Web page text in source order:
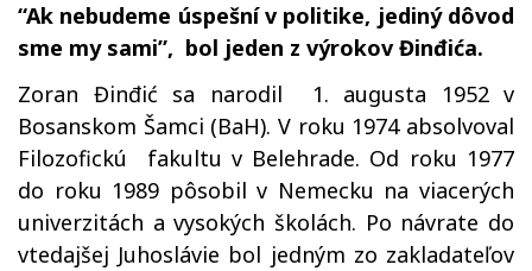
“Ak nebudeme úspešní v politike, jediný dôvod
sme my sami”, bol jeden z výrokov Đinđića.
Zoran Đinđić sa narodil 1. augusta 1952 v
Bosanskom Šamci (BaH). V roku 1974 absolvoval
Filozofickú fakultu v Belehrade. Od roku 1977
do roku 1989 pôsobil v Nemecku na viacerých
univerzitách a vysokých školách. Po návrate do
vtedajšej Juhoslávie bol jedným zo zakladateľov